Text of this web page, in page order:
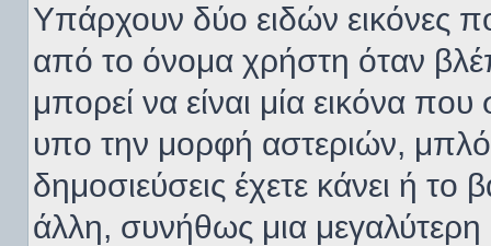
Υπάρχουν δύο ειδών εικόνες
από το όνομα χρήστη όταν
μπορεί να είναι μία εικόνα
υπο την μορφή αστεριών,
δημοσιεύσεις έχετε κάνει ή
άλλη, συνήθως μια